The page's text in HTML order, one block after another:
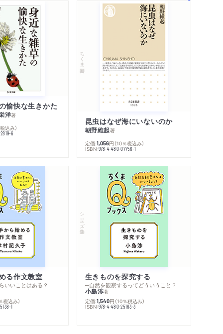
愉快な生きかた
洋著
込み）
6
ちくま新書
昆虫はなぜ海にいないのか
朝野維起著
定価:1,056円 （10％税込み）
ISBN:978-4-480-07756-1
る作文教室
いいことはある？
税込み）
1
シリーズ・全集
生きものを探究する
─自然を観察するってどういうこと？
小島渉著
定価:1,540円 （10％税込み）
ISBN:978-4-480-25163-3